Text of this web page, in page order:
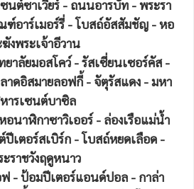
นต์ซาเวียร์ - ถนนอารบัท - พระรา
อาร์เมอร์รี่ - โบสถ์อัสสัมชัญ - หอ
ฆังพระเจ้าอีวาน
ยาลัยมอสโคว์ - รัสเซี่ยนเซอร์คัส -
าดอิสมายลอฟกี้ - จัตุรัสแดง - มหา
ารเซนต์บาซิล
นาฬิกาซาวิเออร์ - ล่องเรือแม่น้ำ
เตอร์สเบิร์ก - โบสถ์หยดเลือด -
ราชวังฤดูหนาว
ฟ - ป้อมปีเตอร์แอนด์ปอล - กาล่า